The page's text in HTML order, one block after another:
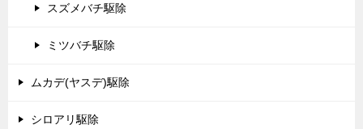
スズメバチ駆除
ミツバチ駆除
ムカデ(ヤスデ)駆除
シロアリ駆除